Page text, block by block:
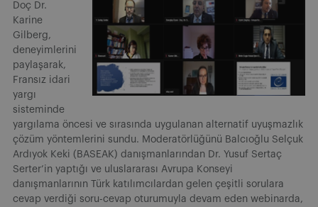
Doç Dr.
Karine
Gilberg,
deneyimlerini
paylaşarak,
Fransız idari
yargı
sisteminde
yargılama öncesi ve sırasında uygulanan alternatif uyuşmazlık
çözüm yöntemlerini sundu. Moderatörlüğünü Balcıoğlu Selçuk
Ardıyok Keki (BASEAK) danışmanlarından Dr. Yusuf Sertaç
Serter’in yaptığı ve uluslararası Avrupa Konseyi
danışmanlarının Türk katılımcılardan gelen çeşitli sorulara
cevap verdiği soru-cevap oturumuyla devam eden webinarda,